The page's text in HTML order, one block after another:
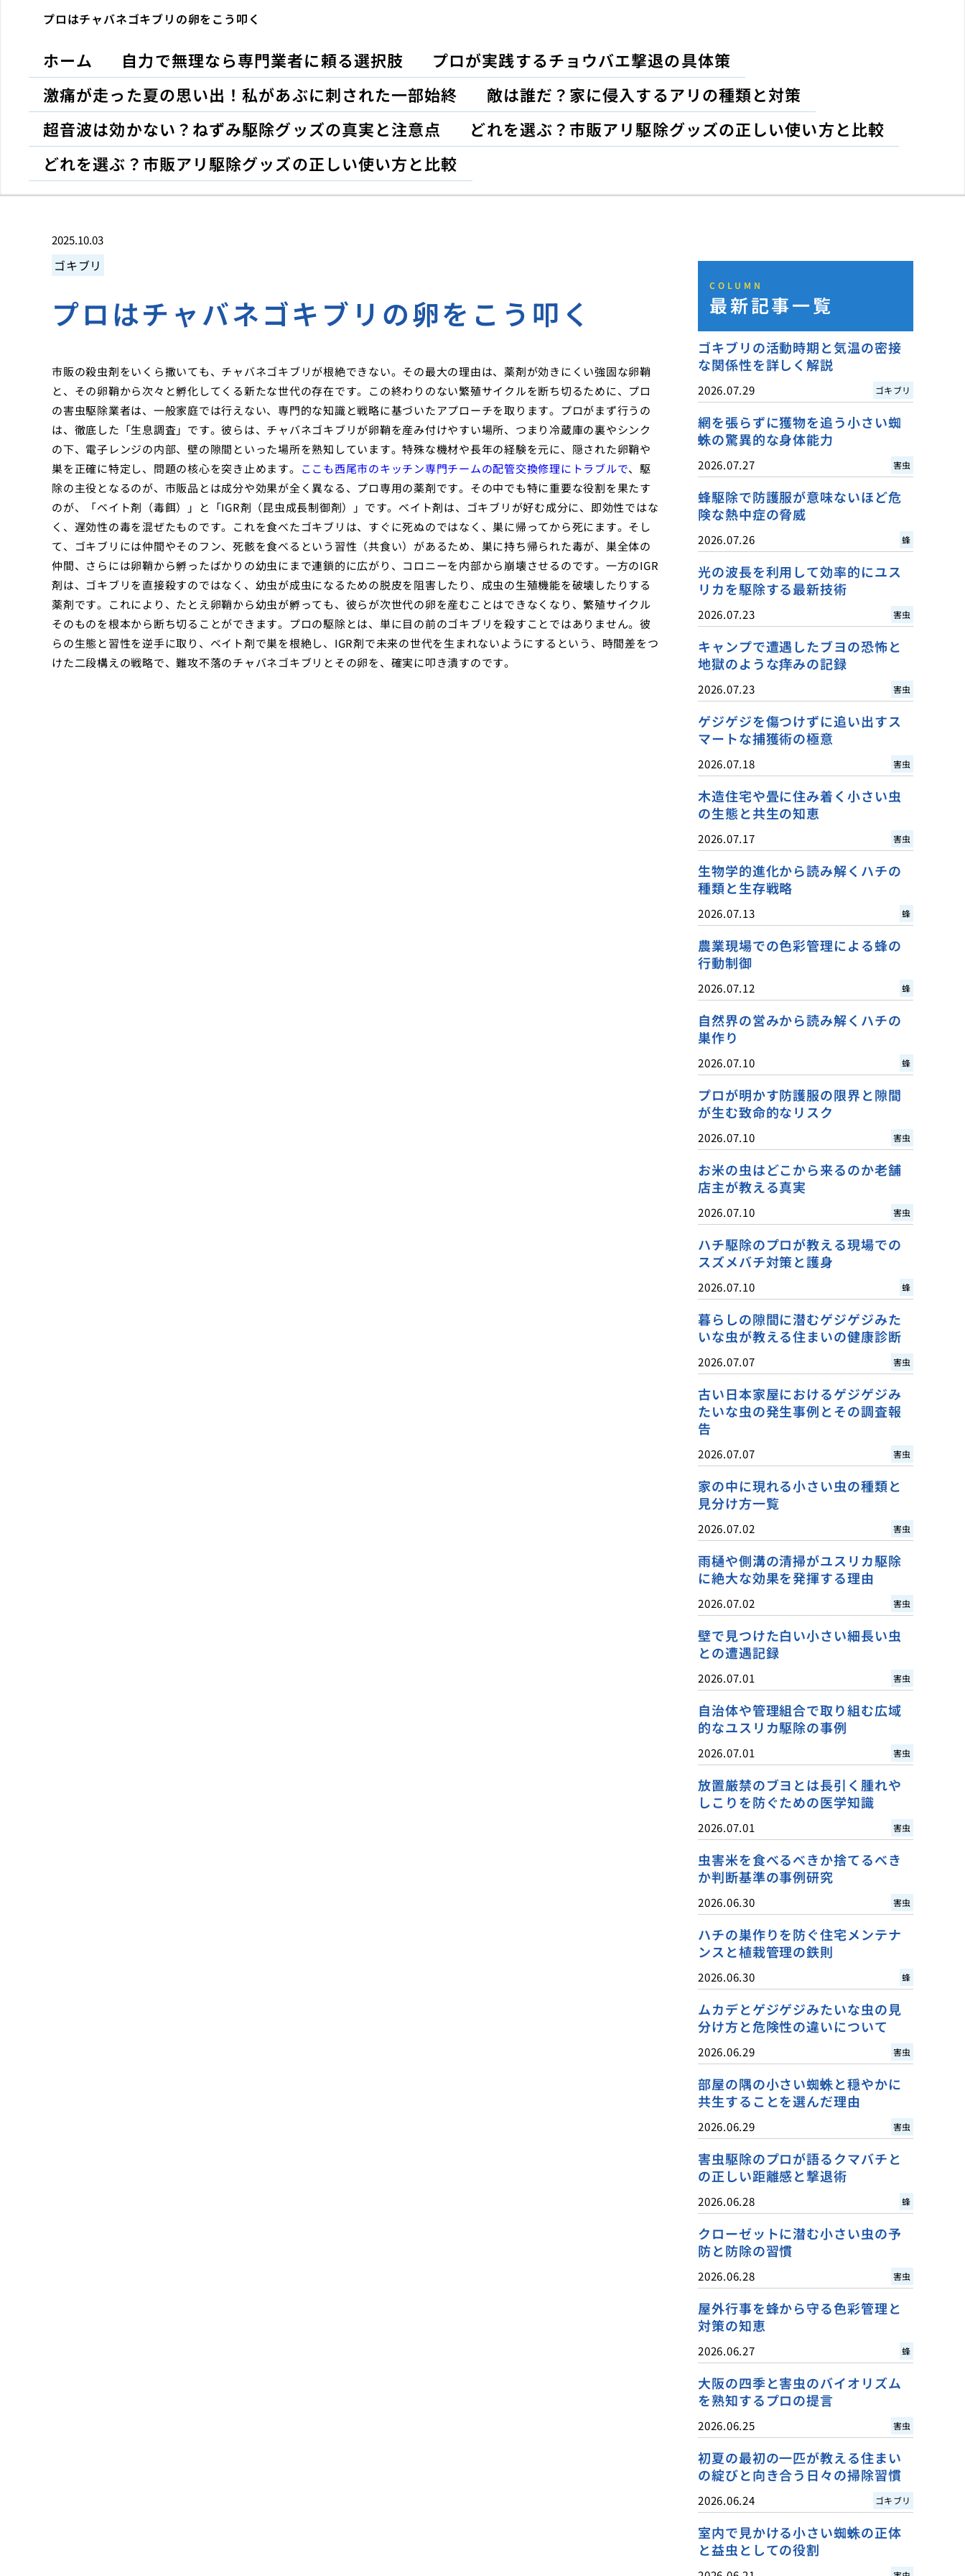
プロはチャバネゴキブリの卵をこう叩く
ホーム 自力で無理なら専門業者に頼る選択肢
プロが実践するチョウバエ撃退の具体策
激痛が走った夏の思い出！私があぶに刺された一部始終
敵は誰だ？家に侵入するアリの種類と対策
超音波は効かない？ねずみ駆除グッズの真実と注意点
どれを選ぶ？市販アリ駆除グッズの正しい使い方と比較
どれを選ぶ？市販アリ駆除グッズの正しい使い方と比較
2025.10.03
ゴキブリ
プロはチャバネゴキブリの卵をこう叩く
市販の殺虫剤をいくら撒いても、チャバネゴキブリが根絶できない。その最大の理由は、薬剤が効きにくい強固な卵鞘
と、その卵鞘から次々と孵化してくる新たな世代の存在です。この終わりのない繁殖サイクルを断ち切るために、プロ
の害虫駆除業者は、一般家庭では行えない、専門的な知識と戦略に基づいたアプローチを取ります。プロがまず行うの
は、徹底した「生息調査」です。彼らは、チャバネゴキブリが卵鞘を産み付けやすい場所、つまり冷蔵庫の裏やシンク
の下、電子レンジの内部、壁の隙間といった場所を熟知しています。特殊な機材や長年の経験を元に、隠された卵鞘や
巣を正確に特定し、問題の核心を突き止めます。 ここも西尾市のキッチン専門チームの配管交換修理にトラブルで、駆
除の主役となるのが、市販品とは成分や効果が全く異なる、プロ専用の薬剤です。その中でも特に重要な役割を果たす
のが、「ベイト剤（毒餌）」と「IGR剤（昆虫成長制御剤）」です。ベイト剤は、ゴキブリが好む成分に、即効性ではな
く、遅効性の毒を混ぜたものです。これを食べたゴキブリは、すぐに死ぬのではなく、巣に帰ってから死にます。そし
て、ゴキブリには仲間やそのフン、死骸を食べるという習性（共食い）があるため、巣に持ち帰られた毒が、巣全体の
仲間、さらには卵鞘から孵ったばかりの幼虫にまで連鎖的に広がり、コロニーを内部から崩壊させるのです。一方のIGR
剤は、ゴキブリを直接殺すのではなく、幼虫が成虫になるための脱皮を阻害したり、成虫の生殖機能を破壊したりする
薬剤です。これにより、たとえ卵鞘から幼虫が孵っても、彼らが次世代の卵を産むことはできなくなり、繁殖サイクル
そのものを根本から断ち切ることができます。プロの駆除とは、単に目の前のゴキブリを殺すことではありません。彼
らの生態と習性を逆手に取り、ベイト剤で巣を根絶し、IGR剤で未来の世代を生まれないようにするという、時間差をつ
けた二段構えの戦略で、難攻不落のチャバネゴキブリとその卵を、確実に叩き潰すのです。
COLUMN
最新記事一覧
ゴキブリの活動時期と気温の密接
な関係性を詳しく解説
2026.07.29 ゴキブリ
網を張らずに獲物を追う小さい蜘
蛛の驚異的な身体能力
2026.07.27 害虫
蜂駆除で防護服が意味ないほど危
険な熱中症の脅威
2026.07.26 蜂
光の波長を利用して効率的にユス
リカを駆除する最新技術
2026.07.23 害虫
キャンプで遭遇したブヨの恐怖と
地獄のような痒みの記録
2026.07.23 害虫
ゲジゲジを傷つけずに追い出すス
マートな捕獲術の極意
2026.07.18 害虫
木造住宅や畳に住み着く小さい虫
の生態と共生の知恵
2026.07.17 害虫
生物学的進化から読み解くハチの
種類と生存戦略
2026.07.13 蜂
農業現場での色彩管理による蜂の
行動制御
2026.07.12 蜂
自然界の営みから読み解くハチの
巣作り
2026.07.10 蜂
プロが明かす防護服の限界と隙間
が生む致命的なリスク
2026.07.10 害虫
お米の虫はどこから来るのか老舗
店主が教える真実
2026.07.10 害虫
ハチ駆除のプロが教える現場での
スズメバチ対策と護身
2026.07.10 蜂
暮らしの隙間に潜むゲジゲジみた
いな虫が教える住まいの健康診断
2026.07.07 害虫
古い日本家屋におけるゲジゲジみ
たいな虫の発生事例とその調査報
告
2026.07.07 害虫
家の中に現れる小さい虫の種類と
見分け方一覧
2026.07.02 害虫
雨樋や側溝の清掃がユスリカ駆除
に絶大な効果を発揮する理由
2026.07.02 害虫
壁で見つけた白い小さい細長い虫
との遭遇記録
2026.07.01 害虫
自治体や管理組合で取り組む広域
的なユスリカ駆除の事例
2026.07.01 害虫
放置厳禁のブヨとは長引く腫れや
しこりを防ぐための医学知識
2026.07.01 害虫
虫害米を食べるべきか捨てるべき
か判断基準の事例研究
2026.06.30 害虫
ハチの巣作りを防ぐ住宅メンテナ
ンスと植栽管理の鉄則
2026.06.30 蜂
ムカデとゲジゲジみたいな虫の見
分け方と危険性の違いについて
2026.06.29 害虫
部屋の隅の小さい蜘蛛と穏やかに
共生することを選んだ理由
2026.06.29 害虫
害虫駆除のプロが語るクマバチと
の正しい距離感と撃退術
2026.06.28 蜂
クローゼットに潜む小さい虫の予
防と防除の習慣
2026.06.28 害虫
屋外行事を蜂から守る色彩管理と
対策の知恵
2026.06.27 蜂
大阪の四季と害虫のバイオリズム
を熟知するプロの提言
2026.06.25 害虫
初夏の最初の一匹が教える住まい
の綻びと向き合う日々の掃除習慣
2026.06.24 ゴキブリ
室内で見かける小さい蜘蛛の正体
と益虫としての役割